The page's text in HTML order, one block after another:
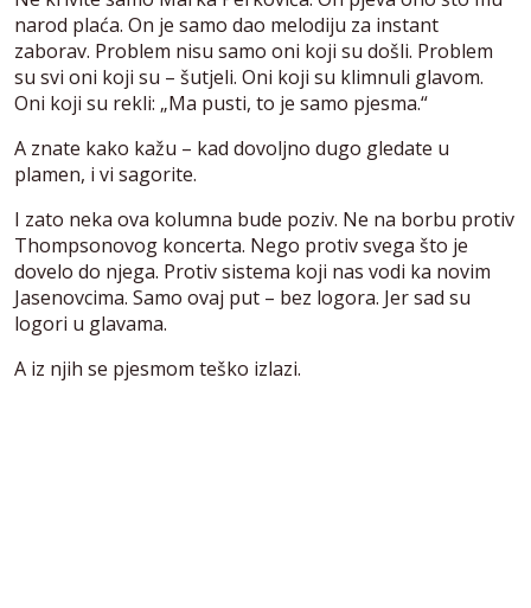
narod plaća. On je samo dao melodiju za instant
zaborav. Problem nisu samo oni koji su došli. Problem
su svi oni koji su – šutjeli. Oni koji su klimnuli glavom.
Oni koji su rekli: „Ma pusti, to je samo pjesma.“
A znate kako kažu – kad dovoljno dugo gledate u
plamen, i vi sagorite.
I zato neka ova kolumna bude poziv. Ne na borbu protiv
Thompsonovog koncerta. Nego protiv svega što je
dovelo do njega. Protiv sistema koji nas vodi ka novim
Jasenovcima. Samo ovaj put – bez logora. Jer sad su
logori u glavama.
A iz njih se pjesmom teško izlazi.